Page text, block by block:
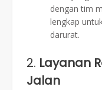
dengan tim
lengkap
darurat.
2. Layanan
Jalan